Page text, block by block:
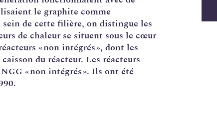
le graphite comme
de cette filière, on distingue les
de chaleur se situent sous le cœur
« non intégrés », dont les
du réacteur. Les réacteurs
« non intégrés ». Ils ont été